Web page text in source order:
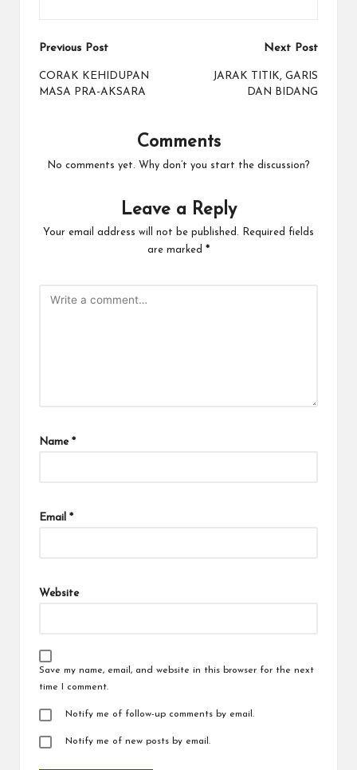
Post
navigation
Previous Post
CORAK KEHIDUPAN
MASA PRA-AKSARA
Next Post
JARAK TITIK, GARIS
DAN BIDANG
Comments
No comments yet. Why don’t you start the discussion?
Leave a Reply
Your email address will not be published.
Required fields
are marked *
Name *
Email *
Website
Save my name, email, and website in this browser for the next
time I comment.
Notify me of follow-up comments by email.
Notify me of new posts by email.